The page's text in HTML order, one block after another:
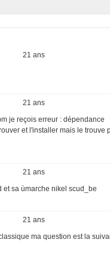
21 ans
21 ans
je reçois erreur : dépendance
et l'installer mais le trouve
21 ans
et sa ùmarche nikel scud_be
21 ans
ma question est la